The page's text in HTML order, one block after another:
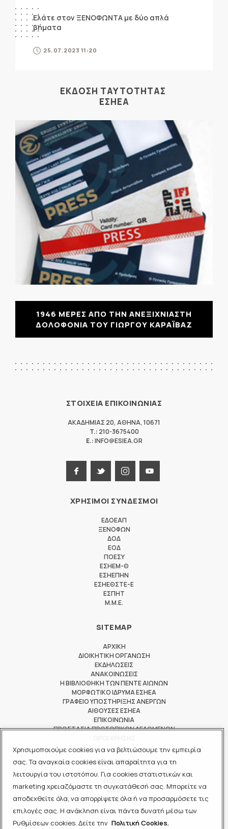
Χρησιμοποιούμε cookies για να βελτιώσουμε την εμπειρία
σας. Τα αναγκαία cookies είναι απαραίτητα για τη
λειτουργία του ιστοτόπου. Για cookies στατιστικών και
marketing χρειαζόμαστε τη συγκατάθεσή σας. Μπορείτε να
αποδεχθείτε όλα, να απορρίψετε όλα ή να προσαρμόσετε τις
επιλογές σας. Η ανάκληση είναι πάντα δυνατή μέσω των
Ρυθμίσεων cookies. Δείτε την Πολιτική Cookies.
Ελάτε στον ΞΕΝΟΦΩΝΤΑ με δύο απλά
βήματα
25.07.2023 11:20
ΕΚΔΟΣΗ ΤΑΥΤΟΤΗΤΑΣ
ΕΣΗΕΑ
1946 ΜΕΡΕΣ ΑΠΟ ΤΗΝ ΑΝΕΞΙΧΝΙΑΣΤΗ
ΔΟΛΟΦΟΝΙΑ ΤΟΥ ΓΙΩΡΓΟΥ ΚΑΡΑΪΒΑΖ
ΣΤΟΙΧΕΙΑ ΕΠΙΚΟΙΝΩΝΙΑΣ
ΑΚΑΔΗΜΙΑΣ 20, ΑΘΗΝΑ, 10671
T.: 210-3675400
E.:INFO@ESIEA.GR
ΧΡΗΣΙΜΟΙ ΣΥΝΔΕΣΜΟΙ
ΕΔΟΕΑΠ
ΞΕΝΟΦΩΝ
ΔΟΔ
ΕΟΔ
ΠΟΕΣΥ
ΕΣΗΕΜ-Θ
ΕΣΗΕΠΗΝ
ΕΣΗΕΘΣΤΕ-Ε
ΕΣΠΗΤ
M.M.E.
SITEMAP
ΑΡΧΙΚΗ
ΔΙΟΙΚΗΤΙΚΗ ΟΡΓΑΝΩΣΗ
ΕΚΔΗΛΩΣΕΙΣ
ΑΝΑΚΟΙΝΩΣΕΙΣ
Η ΒΙΒΛΙΟΘΗΚΗ ΤΩΝ ΠΕΝΤΕ ΑΙΩΝΩΝ
ΜΟΡΦΩΤΙΚΟ ΙΔΡΥΜΑ ΕΣΗΕΑ
ΓΡΑΦΕΙΟ ΥΠΟΣΤΗΡΙΞΗΣ ΑΝΕΡΓΩΝ
ΑΙΘΟΥΣΕΣ ΕΣΗΕΑ
ΕΠΙΚΟΙΝΩΝΙΑ
ΠΡΟΣΤΑΣΙΑ ΠΡΟΣΩΠΙΚΩΝ ΔΕΔΟΜΕΝΩΝ
ΜΕΛΟΣ ΤΩΝ
ΔΟΔ
ΕΟΔ